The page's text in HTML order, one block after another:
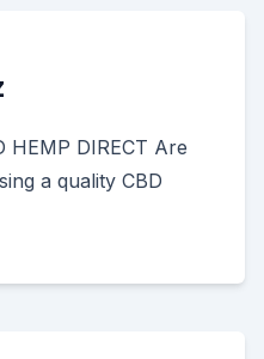
HEMP DIRECT Are
a quality CBD